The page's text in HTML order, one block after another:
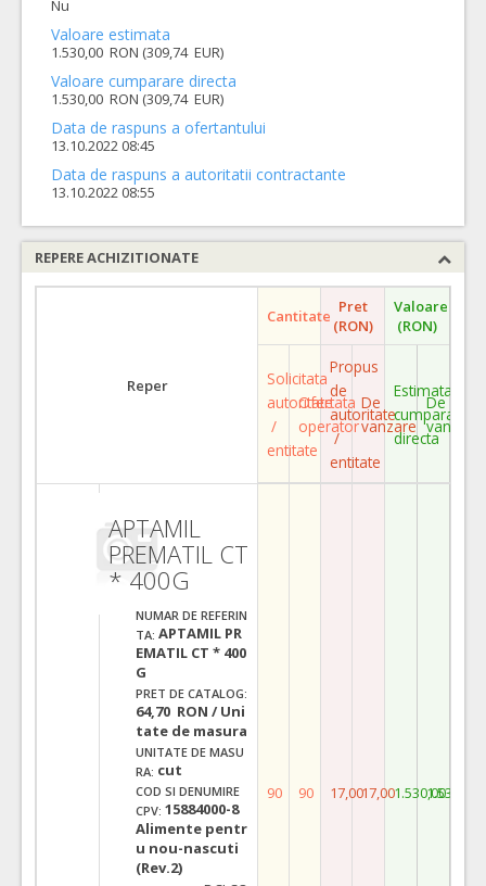
Nu
Valoare estimata
1.530,00 RON (309,74 EUR)
Valoare cumparare directa
1.530,00 RON (309,74 EUR)
Data de raspuns a ofertantului
13.10.2022 08:45
Data de raspuns a autoritatii contractante
13.10.2022 08:55
REPERE ACHIZITIONATE
Reper
Cantitate Pret
(RON)
Valoare
(RON)
Solicitata
autoritate
/
entitate
Ofertata
operator
Propus
de
autoritate
/
entitate
De
vanzare
Estimata
cumparare
directa
De
vanzare
APTAMIL
PREMATIL CT
* 400G
NUMAR DE REFERIN
TA: APTAMIL PR
EMATIL CT * 400
G
PRET DE CATALOG:
64,70 RON / Uni
tate de masura
UNITATE DE MASU
RA: cut
COD SI DENUMIRE
CPV: 15884000-8
Alimente pentr
u nou-nascuti
(Rev.2)
90 90 17,0017,001.530,001.530,00